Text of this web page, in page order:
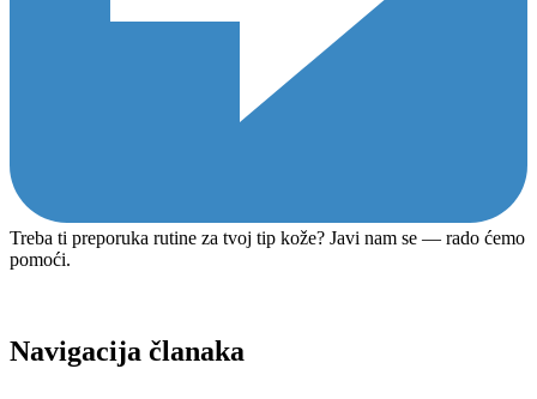
Treba ti preporuka rutine za tvoj tip kože? Javi nam se — rado ćemo
pomoći.
Navigacija članaka